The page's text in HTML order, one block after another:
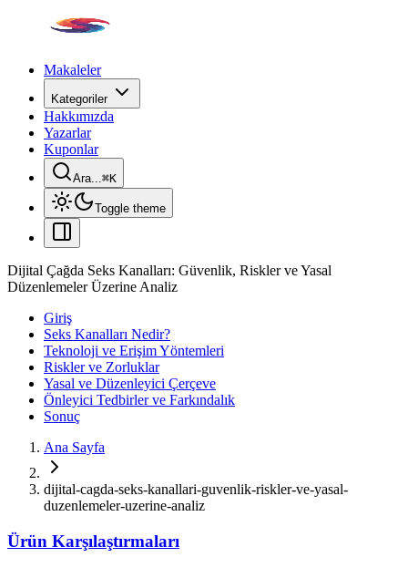
Makaleler
Kategoriler
Hakkımızda
Yazarlar
Kuponlar
Ara...⌘K
Toggle theme
Dijital Çağda Seks Kanalları: Güvenlik, Riskler ve Yasal
Düzenlemeler Üzerine Analiz
Giriş
Seks Kanalları Nedir?
Teknoloji ve Erişim Yöntemleri
Riskler ve Zorluklar
Yasal ve Düzenleyici Çerçeve
Önleyici Tedbirler ve Farkındalık
Sonuç
Ana Sayfa
dijital-cagda-seks-kanallari-guvenlik-riskler-ve-yasal-
duzenlemeler-uzerine-analiz
Ürün Karşılaştırmaları